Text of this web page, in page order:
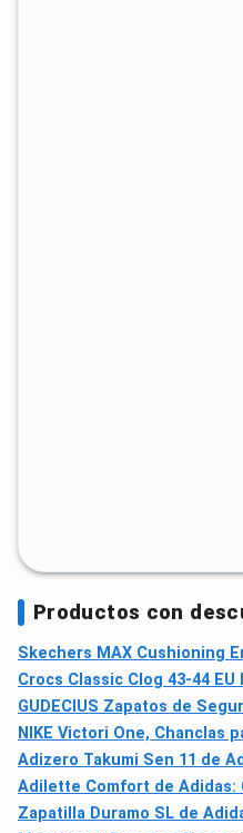
Productos con
Skechers MAX Cushioning
Crocs Classic Clog 43-44
GUDECIUS Zapatos de
NIKE Victori One, Chanclas
Adizero Takumi Sen 11 de
Adilette Comfort de Adidas:
Zapatilla Duramo SL de